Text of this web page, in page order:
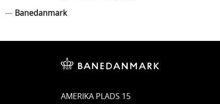
— Banedanmark
AMERIKA PLADS 15